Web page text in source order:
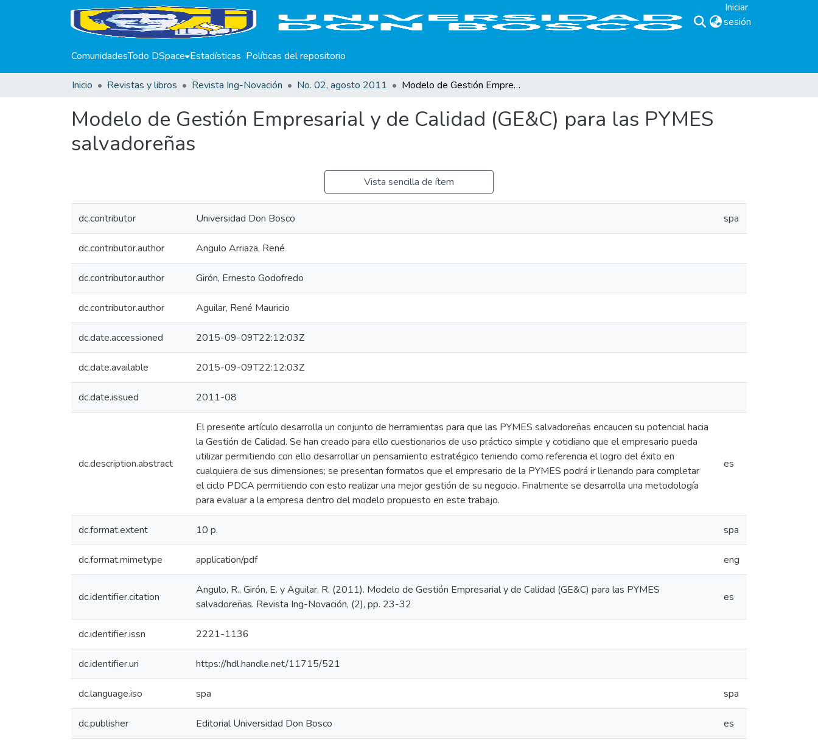
Iniciar
sesión
ComunidadesTodo DSpace Estadísticas Políticas del repositorio
Inicio Revistas y libros Revista Ing-Novación No. 02, agosto 2011 Modelo de Gestión Empresarial y de Calidad (GE&C) para las PYMES salvadoreñas
Modelo de Gestión Empresarial y de Calidad (GE&C) para las PYMES
salvadoreñas
Vista sencilla de ítem
dc.contributor Universidad Don Bosco spa
dc.contributor.author Angulo Arriaza, René
dc.contributor.author Girón, Ernesto Godofredo
dc.contributor.author Aguilar, René Mauricio
dc.date.accessioned 2015-09-09T22:12:03Z
dc.date.available 2015-09-09T22:12:03Z
dc.date.issued 2011-08
dc.description.abstract
El presente artículo desarrolla un conjunto de herramientas para que las PYMES salvadoreñas encaucen su potencial hacia
la Gestión de Calidad. Se han creado para ello cuestionarios de uso práctico simple y cotidiano que el empresario pueda
utilizar permitiendo con ello desarrollar un pensamiento estratégico teniendo como referencia el logro del éxito en
cualquiera de sus dimensiones; se presentan formatos que el empresario de la PYMES podrá ir llenando para completar
el ciclo PDCA permitiendo con esto realizar una mejor gestión de su negocio. Finalmente se desarrolla una metodología
para evaluar a la empresa dentro del modelo propuesto en este trabajo.
es
dc.format.extent 10 p. spa
dc.format.mimetype application/pdf eng
dc.identifier.citation
Angulo, R., Girón, E. y Aguilar, R. (2011). Modelo de Gestión Empresarial y de Calidad (GE&C) para las PYMES
salvadoreñas. Revista Ing-Novación, (2), pp. 23-32
es
dc.identifier.issn 2221-1136
dc.identifier.uri https://hdl.handle.net/11715/521
dc.language.iso spa spa
dc.publisher Editorial Universidad Don Bosco es